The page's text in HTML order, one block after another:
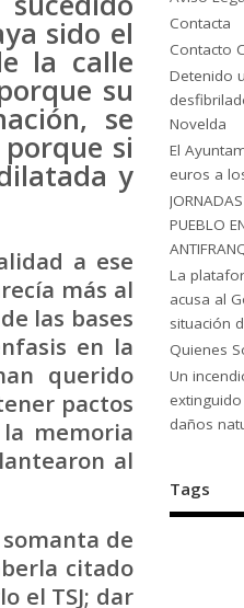
sido el
la calle
su
se
si
y
a ese
más al
las bases
en la
querido
pactos
memoria
al
de
citado
el TSJ; dar
Contacta
Contacto
Detenido
Novelda
El
euros a
PUEBLO
La
acusa al
situación
Quienes
Un
daños
Tags